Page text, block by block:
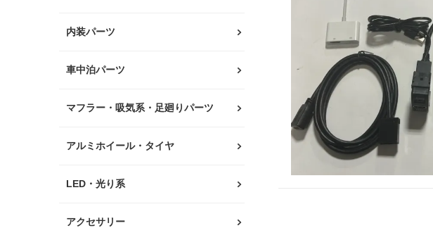
内装パーツ
車中泊パーツ
マフラー・吸気系・足廻りパーツ
アルミホイール・タイヤ
LED・光り系
アクセサリー